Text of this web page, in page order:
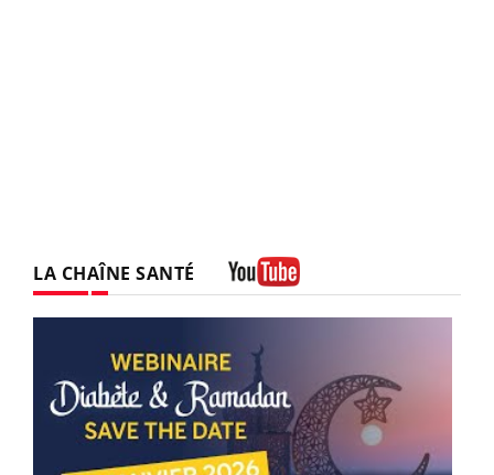
LA CHAÎNE SANTÉ